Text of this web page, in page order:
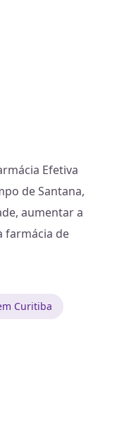
Efetiva
de Santana,
aumentar a
farmácia de
Curitiba